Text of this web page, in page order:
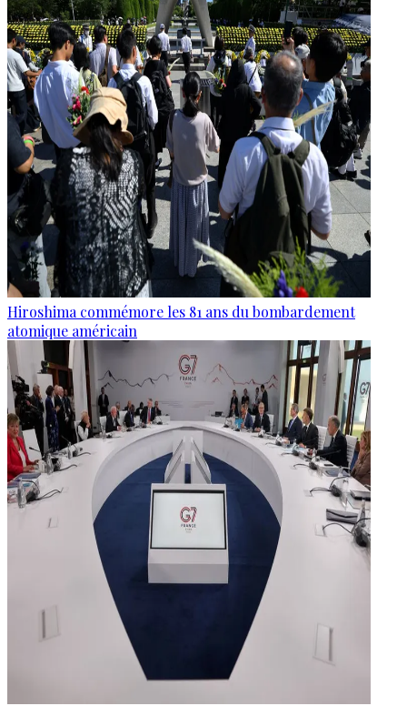
Hiroshima commémore les 81 ans du bombardement
atomique américain